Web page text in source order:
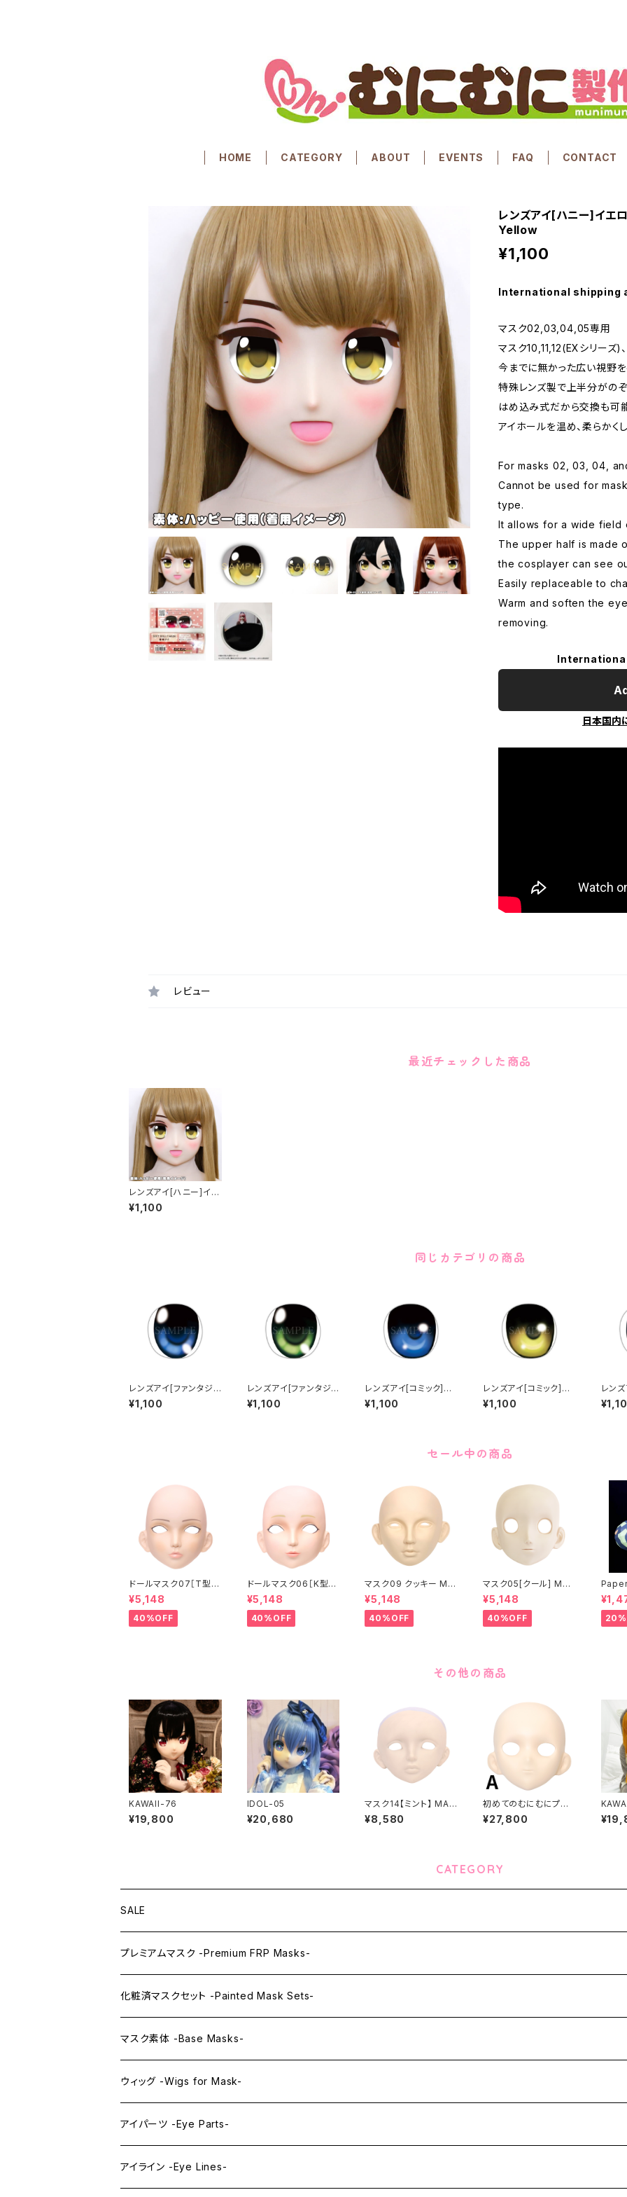
HOME CATEGORY ABOUT EVENTS FAQ CONTACT
レンズアイ[ハニー]イ
Yellow
¥1,100
International shipping
マスク02,03,04,05専用
マスク10,11,12(EXシリーズ)
今までに無かった広い視野を
特殊レンズ製で上半分がのぞ
はめ込み式だから交換も可
アイホールを温め、柔らかく
For masks 02, 03, 04,
Cannot be used for
type.
It allows for a wide field
The upper half is made
the cosplayer can see
Easily replaceable to
Warm and soften the
removing.
日本国内
レビュー
最近チェックした商品
レンズアイ[ハニー]イエ
ロー Lens eye [Hon
ey] Yellow
¥1,100
同じカテゴリの商品
レンズアイ[ファンタジ
ー]ブルー Lens eye
[Fantasy] Blue
¥1,100
レンズアイ[ファンタジ
ー]グリーン Lens eye
[Fantasy] Green
¥1,100
レンズアイ[コミック]ブ
ルー Lens eye [Comi
c] Blue
¥1,100
レンズアイ[コミック]ゴ
ールド Lens eye [Co
mic] Gold
¥1,100
レン
ー
Blue
セール中の商品
ドールマスク07［T型］
化粧目穴処理済 MASK
07 [DOLL T] Openin
g eye hole and mak
e up
¥5,148
40%OFF
ドールマスク06［K型］
化粧目穴処理 MASK0
6 [DOLL K] Opening
eye hole and make
up
¥5,148
40%OFF
マスク09 クッキー MA
SK09 “COOKIE”
¥5,148
40%OFF
マスク05[クール] MAS
K05[COOL]
¥5,148
40%OFF
月
その他の商品
KAWAII-76
¥19,800
IDOL-05
¥20,680
マスク14【ミント】 MAS
K14 【MINT】
¥8,580
初めてのむにむにプレ
ミアムセット FRP製
¥27,800
CATEGORY
SALE
プレミアムマスク -Premium FRP Masks-
KAWAII PREMIUM Mask & Wig Sets
プレミアムマスク素体-Premium base masks-
プレミアムウィッグ -Premium Wigs-
プレミアムレンズアイ -Premium Lens eye-
化粧済マスクセット -Painted Mask Sets-
KAWAII EX series
KAWAII series
IDOL series
PRINCESS series
マスク素体 -Base Masks-
アニメマスク -Anime Masks-
ドールマスク -Doll Masks-
ウィッグ -Wigs for Mask-
ロング -Long-
ミドル -Middle-
アイパーツ -Eye Parts-
レンズアイ -Lens Eyes-
アイライン -Eye Lines-